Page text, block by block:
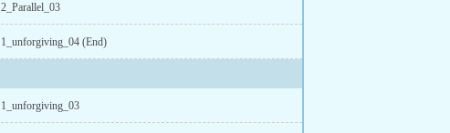
2_Parallel_03
1_unforgiving_04 (End)
1_unforgiving_03